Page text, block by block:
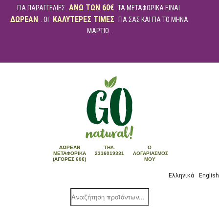
ΓΙΑ ΠΑΡΑΓΓΕΛΙΕΣ ΑΝΩ ΤΩΝ 60€ ΤΑ ΜΕΤΑΦΟΡΙΚΑ ΕΙΝΑΙ
ΔΩΡΕΑΝ . ΟΙ ΚΑΛΥΤΕΡΕΣ ΤΙΜΕΣ
ΓΙΑ ΣΑΣ ΚΑΙ ΓΙΑ ΤΟ ΜΗΝΑ
ΜΑΡΤΙΟ.
ΔΩΡΕΆΝ
ΜΕΤΑΦΟΡΙΚΆ
(ΑΓΟΡΈΣ 60€)
ΤΗΛ.
2316019331
Ο
ΛΟΓΑΡΙΑΣΜΌΣ
ΜΟΥ
Ελληνικά English
Products